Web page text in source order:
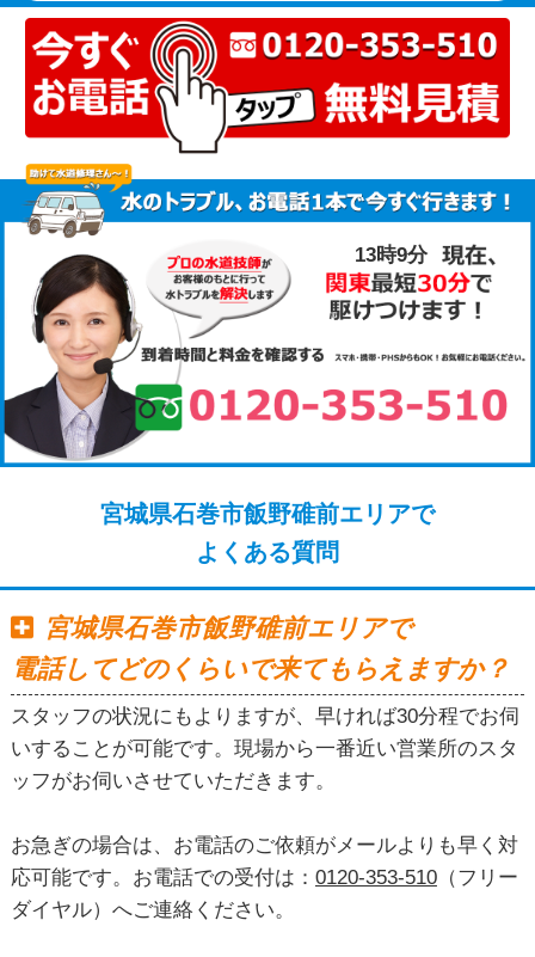
13時9分
宮城県石巻市飯野碓前エリアで
よくある質問
宮城県石巻市飯野碓前エリアで
電話してどのくらいで来てもらえますか？
スタッフの状況にもよりますが、早ければ30分程でお伺
いすることが可能です。現場から一番近い営業所のスタ
ッフがお伺いさせていただきます。
お急ぎの場合は、お電話のご依頼がメールよりも早く対
応可能です。お電話での受付は： 0120-353-510（フリー
ダイヤル）へご連絡ください。